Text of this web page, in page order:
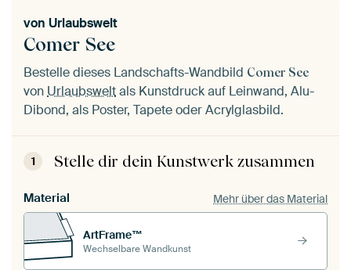
Comer See
von Urlaubswelt
Bestelle dieses Landschafts-Wandbild Comer See
vonUrlaubsweltals Kunstdruck auf Leinwand, Alu-
Dibond, als Poster, Tapete oder Acrylglasbild.
1 Stelle dir dein Kunstwerk zusammen
Material Mehr über das Material
ArtFrame™
Wechselbare Wandkunst